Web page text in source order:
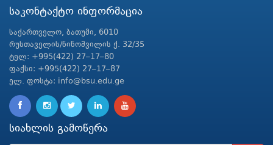
საკონტაქტო ინფორმაცია
საქართველო, ბათუმი, 6010
რუსთაველის/ნინოშვილის ქ. 32/35
ტელ: +995(422) 27–17–80
ფაქსი: +995(422) 27–17–87
ელ. ფოსტა: info@bsu.edu.ge
სიახლის გამოწერა